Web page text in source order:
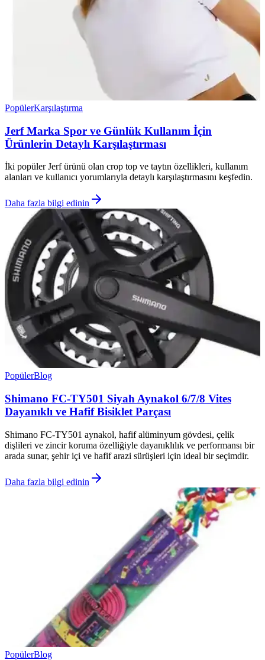
PopülerKarşılaştırma
Jerf Marka Spor ve Günlük Kullanım İçin
Ürünlerin Detaylı Karşılaştırması
İki popüler Jerf ürünü olan crop top ve taytın özellikleri, kullanım
alanları ve kullanıcı yorumlarıyla detaylı karşılaştırmasını keşfedin.
Daha fazla bilgi edinin
PopülerBlog
Shimano FC-TY501 Siyah Aynakol 6/7/8 Vites
Dayanıklı ve Hafif Bisiklet Parçası
Shimano FC-TY501 aynakol, hafif alüminyum gövdesi, çelik
dişlileri ve zincir koruma özelliğiyle dayanıklılık ve performansı bir
arada sunar, şehir içi ve hafif arazi sürüşleri için ideal bir seçimdir.
Daha fazla bilgi edinin
PopülerBlog